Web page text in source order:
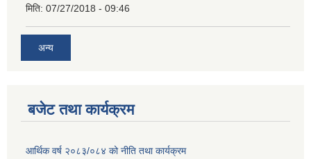
मिति: 07/27/2018 - 09:46
अन्य
बजेट तथा कार्यक्रम
आर्थिक वर्ष २०८३/०८४ को नीति तथा कार्यक्रम